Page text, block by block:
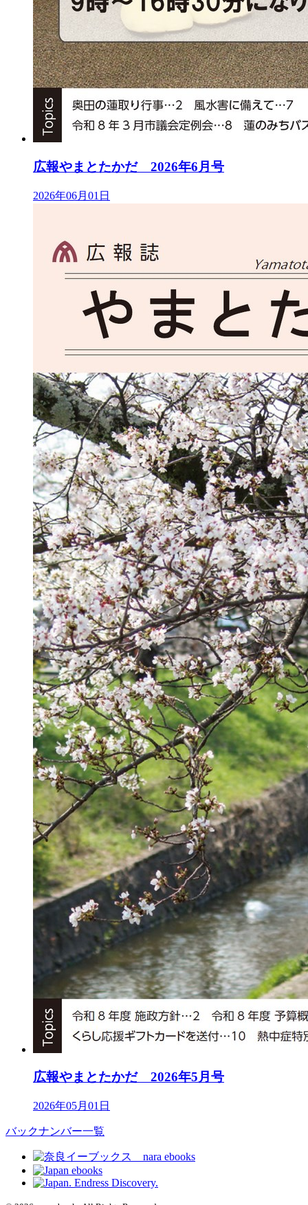
広報やまとたかだ 2026年6月号
2026年06月01日
広報やまとたかだ 2026年5月号
2026年05月01日
バックナンバー一覧